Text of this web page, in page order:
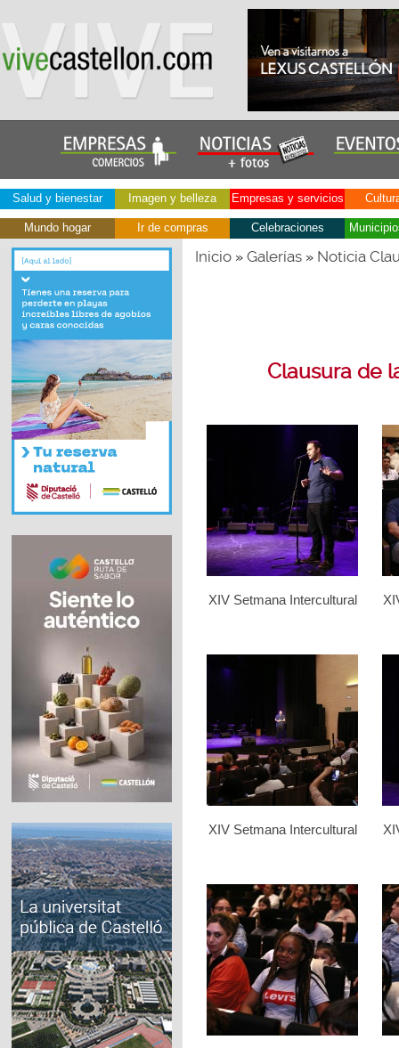
Salud y bienestar Imagen y belleza Empresas y servicios
Mundo hogar Ir de compras Celebraciones
Inicio» Galerías» Noticia
Clausura de
XIV Setmana Intercultural
XIV Setmana Intercultural